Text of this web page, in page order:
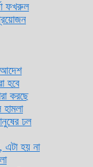
ফখরুল
আদেশ
হবে
করছে
ঢল
এটা হয় না